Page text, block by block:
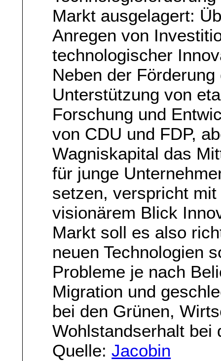
Markt ausgelagert:
Anregen von
technologischer
Neben der
Unterstützung von
Forschung und
von CDU und FDP,
Wagniskapital das
für junge
setzen, verspricht
visionärem Blick
Markt soll es also
neuen Technologien
Probleme je nach
Migration und
bei den Grünen,
Wohlstandserhalt bei
Quelle:Jacobin